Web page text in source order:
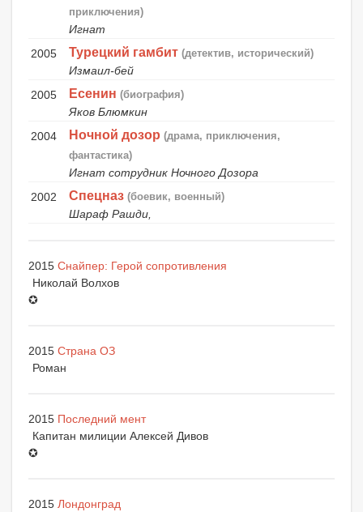
приключения)
Игнат
2005
Турецкий гамбит (детектив, исторический)
Измаил-бей
2005
Есенин (биография)
Яков Блюмкин
2004
Ночной дозор (драма, приключения,
фантастика)
Игнат сотрудник Ночного Дозора
2002
Спецназ (боевик, военный)
Шараф Рашди,
2015 Снайпер: Герой сопротивления
Николай Волхов
✪
2015 Страна ОЗ
Роман
2015 Последний мент
Капитан милиции Алексей Дивов
✪
2015 Лондонград